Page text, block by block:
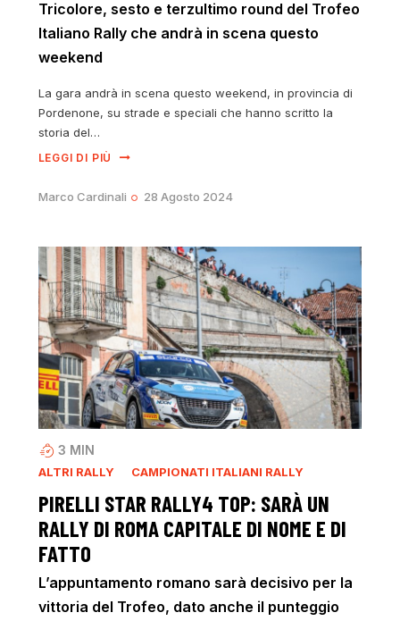
Tricolore, sesto e terzultimo round del Trofeo
Italiano Rally che andrà in scena questo
weekend
La gara andrà in scena questo weekend, in provincia di
Pordenone, su strade e speciali che hanno scritto la
storia del…
LEGGI DI PIÙ
Marco Cardinali 28 Agosto 2024
3 MIN
ALTRI RALLY CAMPIONATI ITALIANI RALLY
PIRELLI STAR RALLY4 TOP: SARÀ UN
RALLY DI ROMA CAPITALE DI NOME E DI
FATTO
L’appuntamento romano sarà decisivo per la
vittoria del Trofeo, dato anche il punteggio